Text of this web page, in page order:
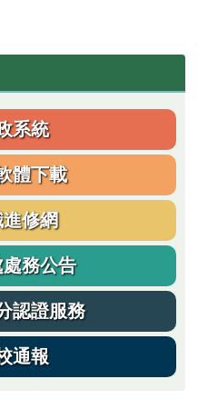
系統
體下載
修網
務公告
認證服務
通報